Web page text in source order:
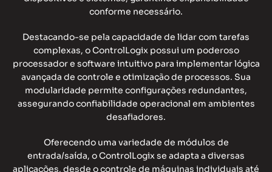
conforme necessário.
Destacando-se pela capacidade de lidar com tarefas
complexas, o ControlLogix possui um poderoso
processador e software intuitivo para implementar lógica
avançada de controle e otimização de processos. Sua
modularidade permite configurações redundantes,
assegurando confiabilidade operacional em ambientes
desafiadores.
Oferecendo uma variedade de módulos de
entrada/saída, o ControlLogix se adapta a diversas
aplicações, desde o controle de máquinas individuais até